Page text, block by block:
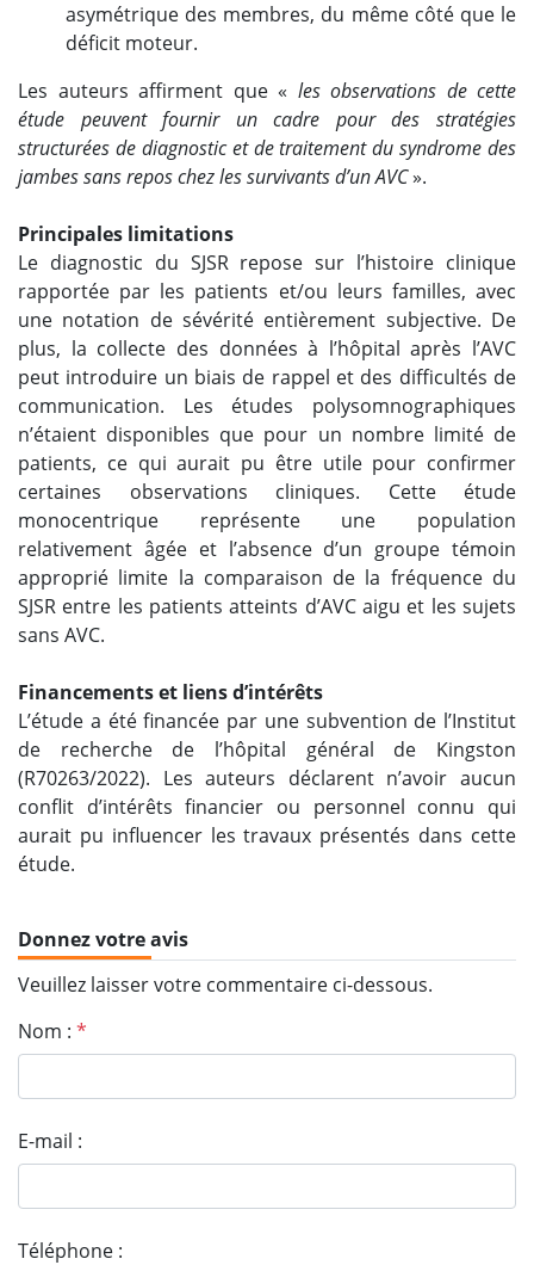
asymétrique des membres, du même côté que le
déficit moteur.
Les auteurs affirment que « les observations de cette
étude peuvent fournir un cadre pour des stratégies
structurées de diagnostic et de traitement du syndrome des
jambes sans repos chez les survivants d’un AVC».
Principales limitations
Le diagnostic du SJSR repose sur l’histoire clinique
rapportée par les patients et/ou leurs familles, avec
une notation de sévérité entièrement subjective. De
plus, la collecte des données à l’hôpital après l’AVC
peut introduire un biais de rappel et des difficultés de
communication. Les études polysomnographiques
n’étaient disponibles que pour un nombre limité de
patients, ce qui aurait pu être utile pour confirmer
certaines observations cliniques. Cette étude
monocentrique représente une population
relativement âgée et l’absence d’un groupe témoin
approprié limite la comparaison de la fréquence du
SJSR entre les patients atteints d’AVC aigu et les sujets
sans AVC.
Financements et liens d’intérêts
L’étude a été financée par une subvention de l’Institut
de recherche de l’hôpital général de Kingston
(R70263/2022). Les auteurs déclarent n’avoir aucun
conflit d’intérêts financier ou personnel connu qui
aurait pu influencer les travaux présentés dans cette
étude.
Donnez votre avis
Veuillez laisser votre commentaire ci-dessous.
Nom : *
E-mail :
Téléphone :